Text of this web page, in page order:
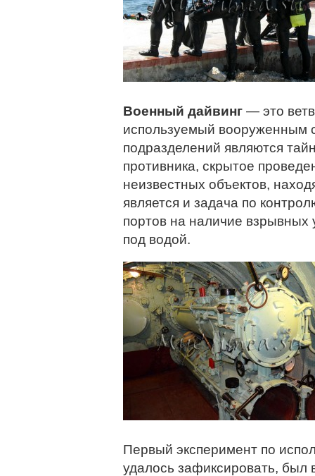
Военный дайвинг — это
используемый вооруженным
подразделений являются
противника, скрытое
неизвестных объектов,
является и задача по
портов на наличие взрывных
под водой.
Первый эксперимент по
удалось зафиксировать, был